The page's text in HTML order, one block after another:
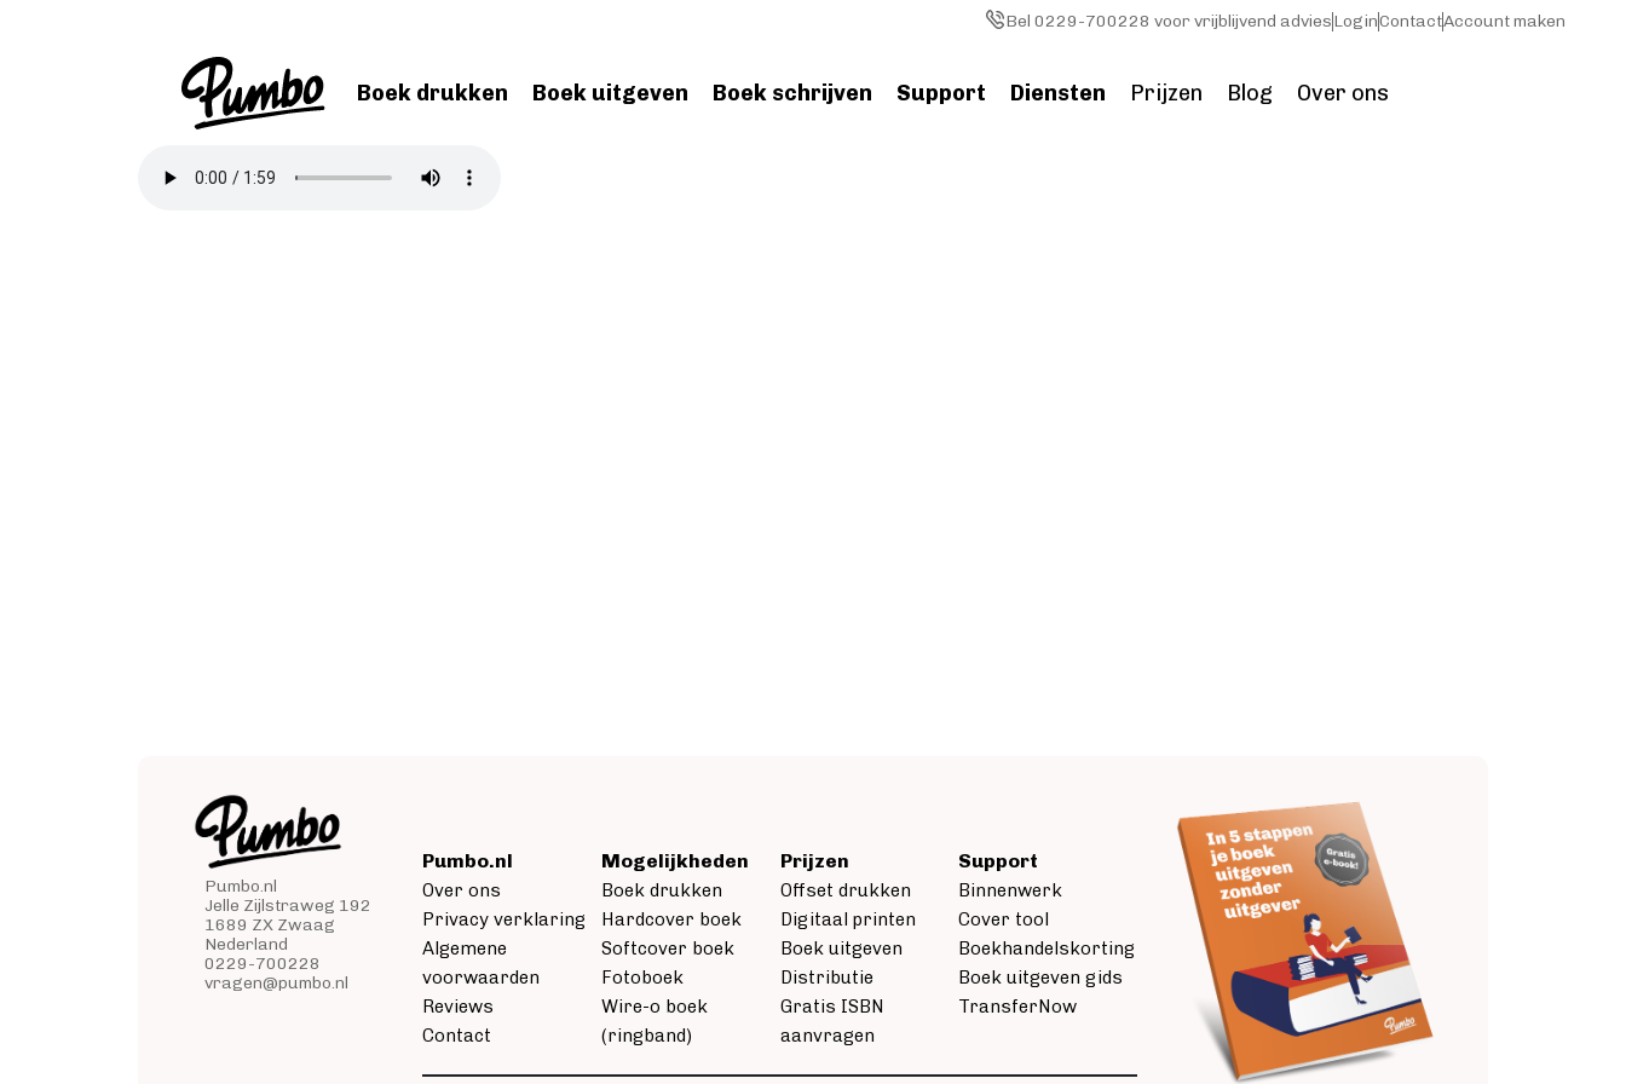
Bel 0229-700228 voor vrijblijvend advies
Image LoginContactAccount maken
Boek drukken Boek uitgeven Boek schrijven Support Diensten Prijzen Blog Over ons
Pumbo.nl
Jelle Zijlstraweg 192
1689 ZX Zwaag
Nederland
0229-700228
vragen@pumbo.nl
Pumbo.nl
Over ons
Privacy verklaring
Algemene
voorwaarden
Reviews
Contact
Mogelijkheden
Boek drukken
Hardcover boek
Softcover boek
Fotoboek
Wire-o boek
(ringband)
Prijzen
Offset drukken
Digitaal printen
Boek uitgeven
Distributie
Gratis ISBN
aanvragen
Support
Binnenwerk
Cover tool
Boekhandelskorting
Boek uitgeven gids
TransferNow